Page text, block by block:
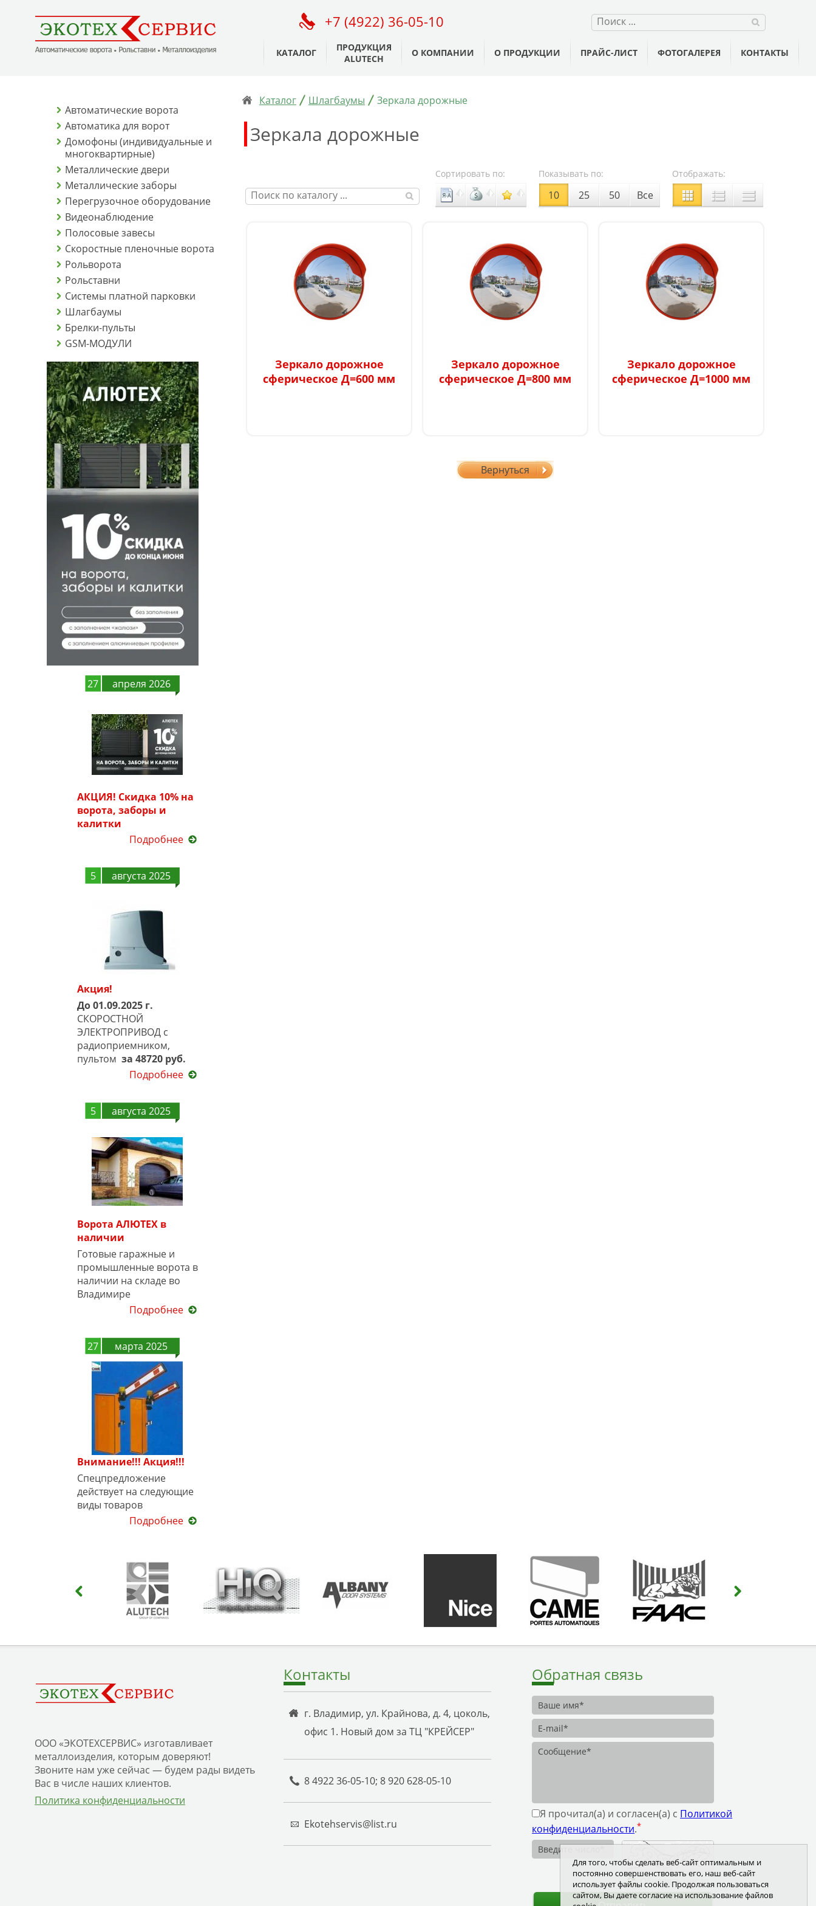
+7 (4922) 36-05-10
КАТАЛОГ
ПРОДУКЦИЯ
ALUTECH
О КОМПАНИИ О ПРОДУКЦИИ ПРАЙС-ЛИСТ ФОТОГАЛЕРЕЯ КОНТАКТЫ
Автоматические ворота
Автоматика для ворот
Домофоны (индивидуальные и
многоквартирные)
Металлические двери
Металлические заборы
Перегрузочное оборудование
Видеонаблюдение
Полосовые завесы
Скоростные пленочные ворота
Рольворота
Рольставни
Системы платной парковки
Шлагбаумы
Брелки-пульты
GSM-МОДУЛИ
27 апреля 2026
АКЦИЯ! Скидка 10% на
ворота, заборы и
калитки
Подробнее
5 августа 2025
Акция!
До 01.09.2025 г.
СКОРОСТНОЙ
ЭЛЕКТРОПРИВОД с
радиоприемником,
пультом за 48720 руб.
Подробнее
5 августа 2025
Ворота АЛЮТЕХ в
наличии
Готовые гаражные и
промышленные ворота в
наличии на складе во
Владимире
Подробнее
27 марта 2025
Внимание!!! Акция!!!
Спецпредложение
действует на следующие
виды товаров
Подробнее
Каталог Шлагбаумы Зеркала дорожные
Зеркала дорожные
Сортировать по: Показывать по:
10 25 50 Все
Отображать:
Зеркало дорожное
сферическое Д=600 мм
Зеркало дорожное
сферическое Д=800 мм
Зеркало дорожное
сферическое Д=1000 мм
Вернуться
ООО «ЭКОТЕХСЕРВИС» изготавливает
металлоизделия, которым доверяют!
Звоните нам уже сейчас — будем рады видеть
Вас в числе наших клиентов.
Политика конфиденциальности
Контакты
г. Владимир, ул. Крайнова, д. 4, цоколь,
офис 1. Новый дом за ТЦ "КРЕЙСЕР"
8 4922 36-05-10; 8 920 628-05-10
Ekotehservis@list.ru
Обратная связь
Я прочитал(а) и согласен(а) с Политикой
конфиденциальности.*
Обновить число
Для того, чтобы сделать веб-сайт оптимальным и
постоянно совершенствовать его, наш веб-сайт
использует файлы cookie. Продолжая пользоваться
сайтом, Вы даете согласие на использование файлов